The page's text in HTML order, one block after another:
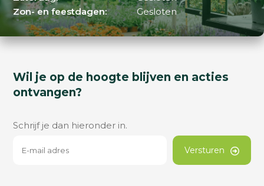
Zon- en feestdagen:
Gesloten
Wil je op de hoogte blijven en acties
ontvangen?
Schrijf je dan hieronder in.
Versturen